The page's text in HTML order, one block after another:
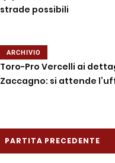
strade possibili
ARCHIVIO
Toro-Pro Vercelli ai
Zaccagno: si attende
PARTITA PRECEDENTE